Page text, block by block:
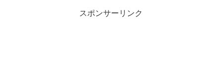
スポンサーリンク